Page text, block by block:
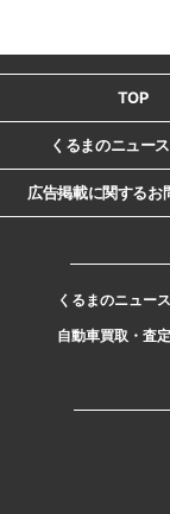
TOP
くるまのニュー
広告掲載に関するお
くるまのニュース
自動車買取・査定